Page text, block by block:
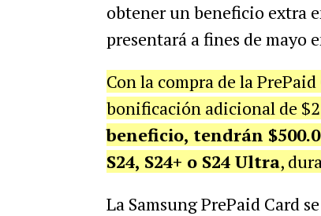
obtener un beneficio extra
presentará a fines de mayo
Con la compra de la
bonificación adicional de
beneficio, tendrán
S24, S24+ o S24 Ultra,
La Samsung PrePaid Card